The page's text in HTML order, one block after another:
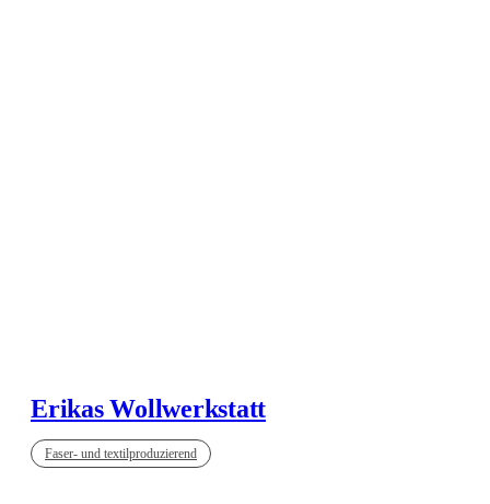
Erikas Wollwerkstatt
Faser- und textilproduzierend